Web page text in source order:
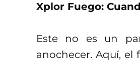
Xplor Fuego:
Este no es un
anochecer. Aquí,